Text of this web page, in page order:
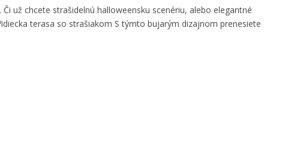
. Či už chcete strašidelnú halloweensku scenériu, alebo elegantné
terasa so strašiakom S týmto bujarým dizajnom prenesiete